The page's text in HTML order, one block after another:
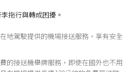
拖行與轉成困擾。
地駕駛提供的機場接送服務，享有安全
的接送機舉牌服務，即使在國外也不用